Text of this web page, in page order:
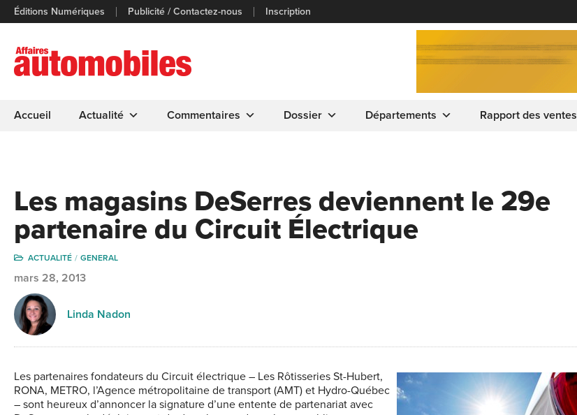
Éditions Numériques Publicité / Contactez-nous Inscription
Accueil Actualité Commentaires Dossier Départements Rapport des ventes
Les magasins DeSerres deviennent le 29e
partenaire du Circuit Électrique
ACTUALITÉ GENERAL
mars 28, 2013
Linda Nadon
Les partenaires fondateurs du Circuit électrique – Les Rôtisseries St-Hubert,
RONA, METRO, l’Agence métropolitaine de transport (AMT) et Hydro-Québec
– sont heureux d’annoncer la signature d’une entente de partenariat avec